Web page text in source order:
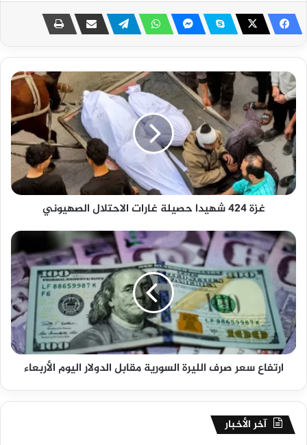
غزة 424 شهيدا حصيلة غارات الاحتلال الصهيوني
ارتفاع سعر صرف الليرة السورية مقابل الدولار اليوم الأربعاء
آخر الأخبار